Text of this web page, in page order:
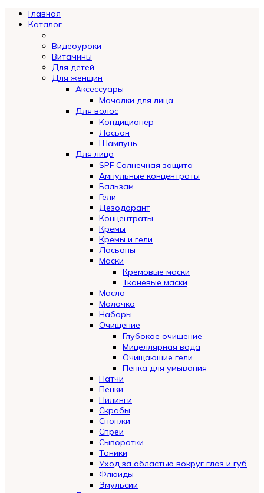
Главная
Каталог
Видеоуроки
Витамины
Для детей
Для женщин
Аксессуары
Мочалки для лица
Для волос
Кондиционер
Лосьон
Шампунь
Для лица
SPF Солнечная защита
Ампульные концентраты
Бальзам
Гели
Дезодорант
Концентраты
Кремы
Кремы и гели
Лосьоны
Маски
Кремовые маски
Тканевые маски
Масла
Молочко
Наборы
Очищение
Глубокое очищение
Мицеллярная вода
Очищающие гели
Пенка для умывания
Патчи
Пенки
Пилинги
Скрабы
Спонжи
Спреи
Сыворотки
Тоники
Уход за областью вокруг глаз и губ
Флюиды
Эмульсии